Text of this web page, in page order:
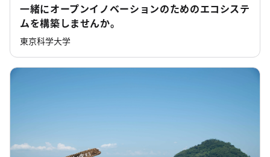
一緒にオープンイノベーションのためのエコシステ
ムを構築しませんか。
東京科学大学